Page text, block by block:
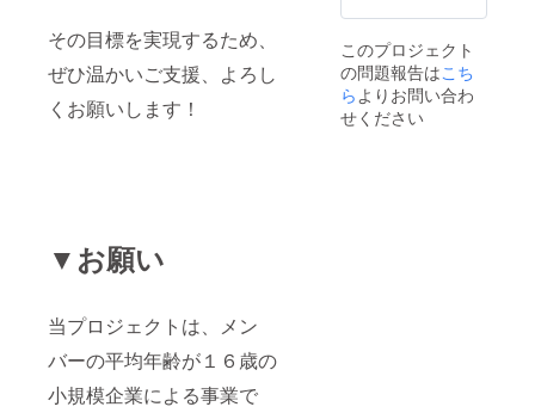
その目標を実現するため、
ぜひ温かいご支援、よろし
くお願いします！
▼お願い
当プロジェクトは、メン
バーの平均年齢が１６歳の
小規模企業による事業で
このプロジェクト
の問題報告はこち
らよりお問い合わ
せください